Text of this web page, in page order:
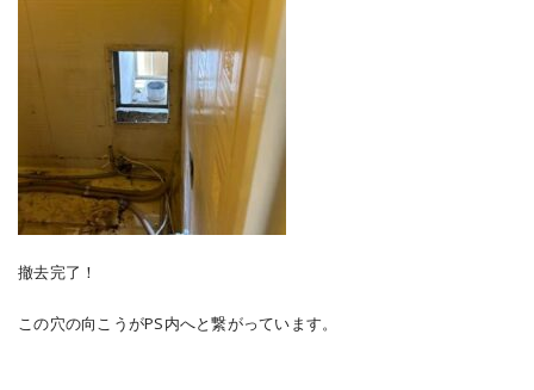
撤去完了！
この穴の向こうがPS内へと繋がっています。